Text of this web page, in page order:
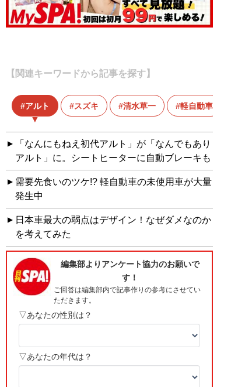
【関連キーワードから記事を探す】
アルト スズキ 清水草一 軽自動車
「なんにもねえ初代アルト」が「なんでもあり
アルト」に。シートヒーターに自動ブレーキも
需要先食いのツケ!? 軽自動車の未使用車が大量
発生中
日本車最大の弱点はデザイン！なぜダメなのか
を考えてみた